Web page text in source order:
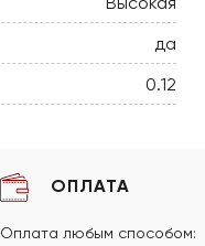
Высокая
да
0.12
ОПЛАТА
Оплата любым способом: